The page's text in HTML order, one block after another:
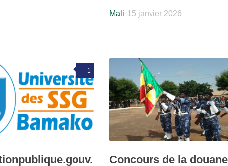
Mali 15 janvier 2026
1
Concours de la douane